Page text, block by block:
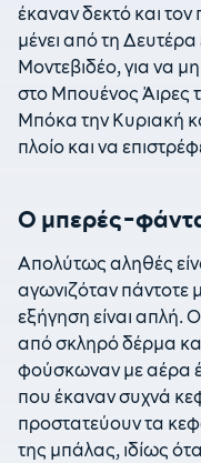
έκαναν δεκτό και τον
μένει από τη
Μοντεβιδέο, για να
στο Μπουένος Άιρες
Μπόκα την Κυριακή
πλοίο και να
Ο μπερές-
Απολύτως αληθές
αγωνιζόταν πάντοτε
εξήγηση είναι απλή.
από σκληρό δέρμα και
φούσκωναν με αέρα
που έκαναν συχνά
προστατεύουν τα
της μπάλας, ιδίως